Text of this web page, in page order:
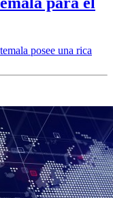
posee una rica